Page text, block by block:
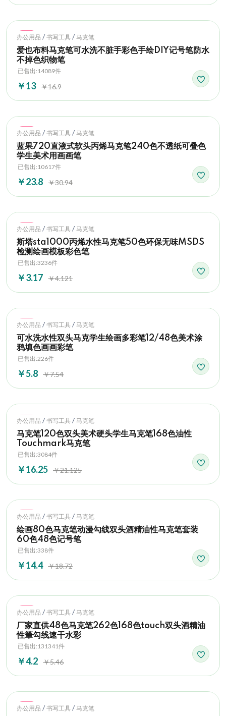
Hot
办公用品 / 书写工具 / 马克笔
爱也布料马克笔可水洗不脏手彩色手绘DIY记号笔防水
不掉色织物笔
已售出:14089件
￥13 ￥16.9
Hot
办公用品 / 书写工具 / 马克笔
蓝果720直液式软头丙烯马克笔240色不透纸可叠色
学生美术用画画笔
已售出:10617件
￥23.8 ￥30.94
Hot
办公用品 / 书写工具 / 马克笔
斯塔sta1000丙烯水性马克笔50色环保无味MSDS
检测绘画模板彩色笔
已售出:3236件
￥3.17 ￥4.121
Hot
办公用品 / 书写工具 / 马克笔
可水洗水性双头马克学生绘画多彩笔12/48色美术涂
鸦填色画画彩笔
已售出:226件
￥5.8 ￥7.54
Hot
办公用品 / 书写工具 / 马克笔
马克笔120色双头美术硬头学生马克笔168色油性
Touchmark马克笔
已售出:3084件
￥16.25 ￥21.125
Hot
办公用品 / 书写工具 / 马克笔
绘画80色马克笔动漫勾线双头酒精油性马克笔套装
60色48色记号笔
已售出:338件
￥14.4 ￥18.72
Hot
办公用品 / 书写工具 / 马克笔
厂家直供48色马克笔262色168色touch双头酒精油
性筆勾线速干水彩
已售出:131341件
￥4.2 ￥5.46
Hot
办公用品 / 书写工具 / 马克笔